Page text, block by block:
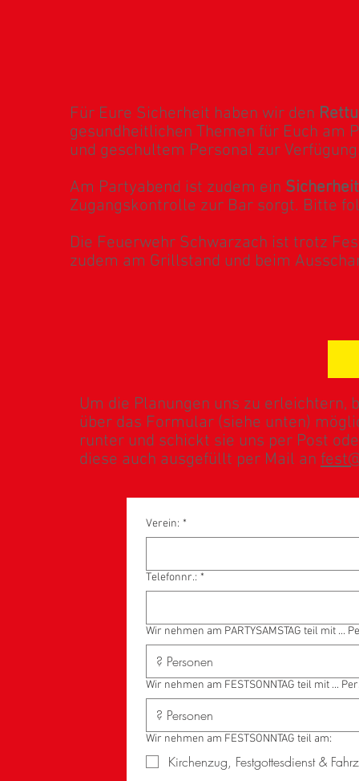
Für Eure Sicherheit haben wir den
gesundheitlichen Themen für Euch am
und geschultem Personal zur
Am Partyabend ist zudem ein
Zugangskontrolle zur Bar sorgt. Bitte
Die Feuerwehr Schwarzach ist trotz
zudem am Grillstand und beim
Um die Planungen uns zu
über das Formular (siehe unten)
runter und schickt sie uns per Post
diese auch ausgefüllt per Mail an
Verein: *
Telefonnr.: *
Wir nehmen am PARTYSAMSTAG teil mit ...
Wir nehmen am FESTSONNTAG
Wir nehmen am FESTSONNTAG teil am:
Kirchenzug, Festgottesdienst &